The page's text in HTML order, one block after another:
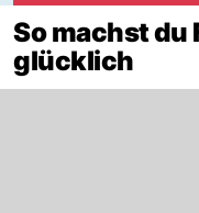
So machst du
glücklich